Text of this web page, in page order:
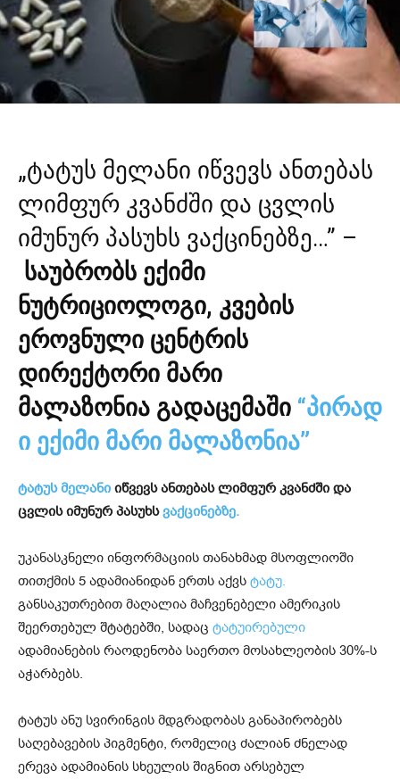
„ტატუს მელანი იწვევს ანთებას
ლიმფურ კვანძში და ცვლის
იმუნურ პასუხს ვაქცინებზე…” –
საუბრობს ექიმი
ნუტრიციოლოგი, კვების
ეროვნული ცენტრის
დირექტორი მარი
მალაზონია გადაცემაში “პირად
ი ექიმი მარი მალაზონია”
ტატუს მელანი იწვევს ანთებას ლიმფურ კვანძში და
ცვლის იმუნურ პასუხსვაქცინებზე.
უკანასკნელი ინფორმაციის თანახმად მსოფლიოში
თითქმის 5 ადამიანიდან ერთს აქვს ტატუ.
განსაკუთრებით მაღალია მაჩვენებელი ამერიკის
შეერთებულ შტატებში, სადაც ტატუირებული
ადამიანების რაოდენობა საერთო მოსახლეობის 30%-ს
აჭარბებს.
ტატუს ანუ სვირინგის მდგრადობას განაპირობებს
საღებავების პიგმენტი, რომელიც ძალიან ძნელად
ერევა ადამიანის სხეულის შიგნით არსებულ